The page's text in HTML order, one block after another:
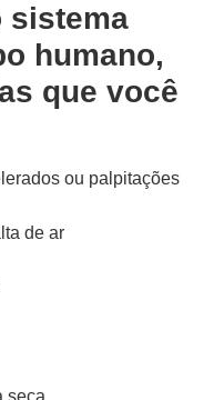
sistema
humano,
que você
ou palpitações
de ar